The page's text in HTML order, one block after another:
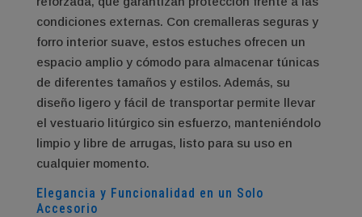
condiciones externas. Con cremalleras seguras y
forro interior suave, estos estuches ofrecen un
espacio amplio y cómodo para almacenar túnicas
de diferentes tamaños y estilos. Además, su
diseño ligero y fácil de transportar permite llevar
el vestuario litúrgico sin esfuerzo, manteniéndolo
limpio y libre de arrugas, listo para su uso en
cualquier momento.
Elegancia y Funcionalidad en un Solo
Accesorio